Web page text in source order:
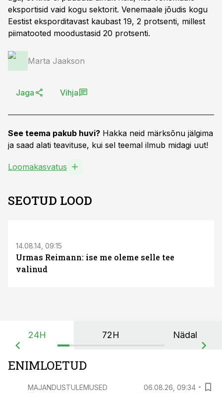
eksportisid vaid kogu sektorit. Venemaale jõudis kogu
Eestist eksporditavast kaubast 19, 2 protsenti, millest
piimatooted moodustasid 20 protsenti.
Marta Jaakson
Jaga Vihja
See teema pakub huvi? Hakka neid märksõnu jälgima
ja saad alati teavituse, kui sel teemal ilmub midagi uut!
Loomakasvatus
SEOTUD LOOD
14.08.14, 09:15
Urmas Reimann: ise me oleme selle tee
valinud
24H 72H Nädal
ENIMLOETUD
MAJANDUSTULEMUSED 06.08.26, 09:34